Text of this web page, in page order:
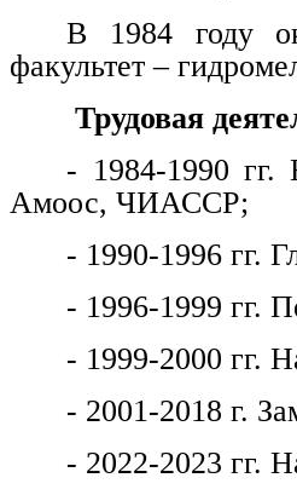
В 1984 году
факультет –
Трудовая
- 1984-1990 гг.
Амоос, ЧИАССР;
- 1990-1996 гг.
- 1996-1999 гг.
- 1999-2000 гг.
- 2001-2018 г.
- 2022-2023 гг.